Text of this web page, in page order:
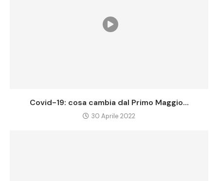
Covid-19: cosa cambia dal Primo Maggio...
30 Aprile 2022